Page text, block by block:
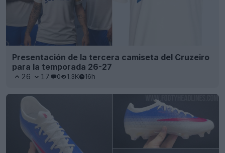
Presentación de la tercera camiseta del Cruzeiro
para la temporada 26-27
26 17 0 1.3K 16h